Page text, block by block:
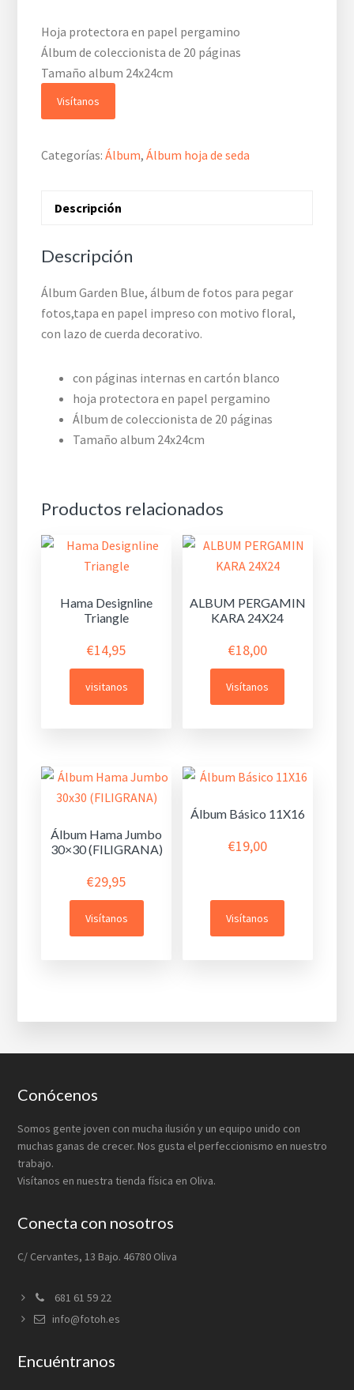
Hoja protectora en papel pergamino
Álbum de coleccionista de 20 páginas
Tamaño album 24x24cm
Visítanos
Categorías:Álbum,Álbum hoja de seda
Descripción
Descripción
Álbum Garden Blue, álbum de fotos para pegar
fotos,tapa en papel impreso con motivo floral,
con lazo de cuerda decorativo.
con páginas internas en cartón blanco
hoja protectora en papel pergamino
Álbum de coleccionista de 20 páginas
Tamaño album 24x24cm
Productos relacionados
Hama Designline
Triangle
€14,95
visitanos
ALBUM PERGAMIN
KARA 24X24
€18,00
Visítanos
Álbum Hama Jumbo
30×30 (FILIGRANA)
€29,95
Visítanos
Álbum Básico 11X16
€19,00
Visítanos
Footer
Conócenos
Somos gente joven con mucha ilusión y un equipo unido con
muchas ganas de crecer. Nos gusta el perfeccionismo en nuestro
trabajo.
Visítanos en nuestra tienda física en Oliva.
Conecta con nosotros
C/ Cervantes, 13 Bajo. 46780 Oliva
681 61 59 22
info@fotoh.es
Encuéntranos